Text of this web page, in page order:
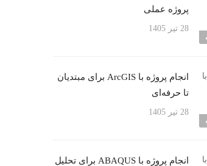
پروژه عملی
28 تیر 1405
انجام پروژه با ArcGIS برای مبتدیان
تا حرفه‌ای
28 تیر 1405
انجام پروژه با ABAQUS برای تحلیل